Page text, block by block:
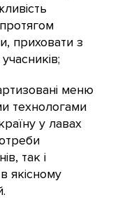
приховати з
меню
технологами
у лавах
так і
якісному